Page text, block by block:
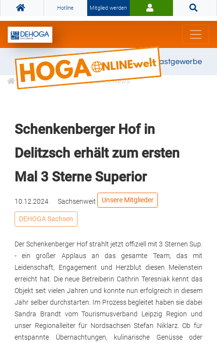
Hotline Mitglied werden
Gemeinsam stark für das Gastgewerbe
Informationen Branchen News
Schenkenberger Hof in
Delitzsch erhält zum ersten
Mal 3 Sterne Superior
10.12.2024 Sachsenweit Unsere Mitglieder
DEHOGA Sachsen
Der Schenkenberger Hof strahlt jetzt offiziell mit 3 Sternen Sup.
- ein großer Applaus an das gesamte Team, das mit
Leidenschaft, Engagement und Herzblut diesen Meilenstein
erreicht hat. Die neue Betreiberin Cathrin Teresniak kennt das
Objekt seit vielen Jahren und konnte nun erfolgreich in diesem
Jahr selber durchstarten. Im Prozess begleitet haben sie dabei
Sandra Brandt vom Tourismusverband Leipzig Region und
unser Regionalleiter für Nordsachsen Stefan Niklarz. Ob für
entspannte Übernachtungen, kulinarische Genüsse oder